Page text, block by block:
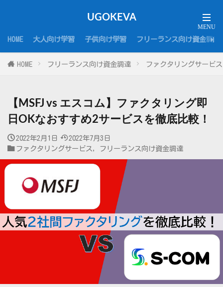
UGOKEVA
HOME 大人向け学習 子供向け学習 フリーランス向け資金調達
HOME フリーランス向け資金調達 ファクタリングサービス
【MSFJ vs エスコム】ファクタリング即
日OKなおすすめ2サービスを徹底比較！
2022年2月1日
2022年7月3日
ファクタリングサービス, フリーランス向け資金調達